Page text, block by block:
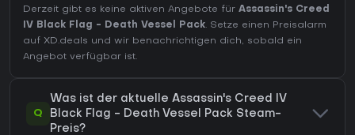
Derzeit gibt es keine aktiven Angebote für Assassin's Creed
IV Black Flag - Death Vessel Pack. Setze einen Preisalarm
auf XD.deals und wir benachrichtigen dich, sobald ein
Angebot verfügbar ist.
Q
Was ist der aktuelle Assassin's Creed IV
Black Flag - Death Vessel Pack Steam-
Preis?